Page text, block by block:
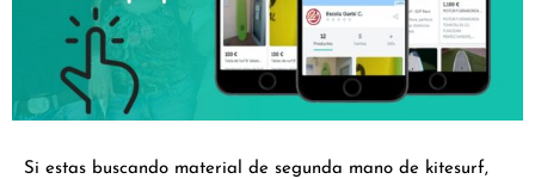
Si estas buscando material de segunda mano de kitesurf,